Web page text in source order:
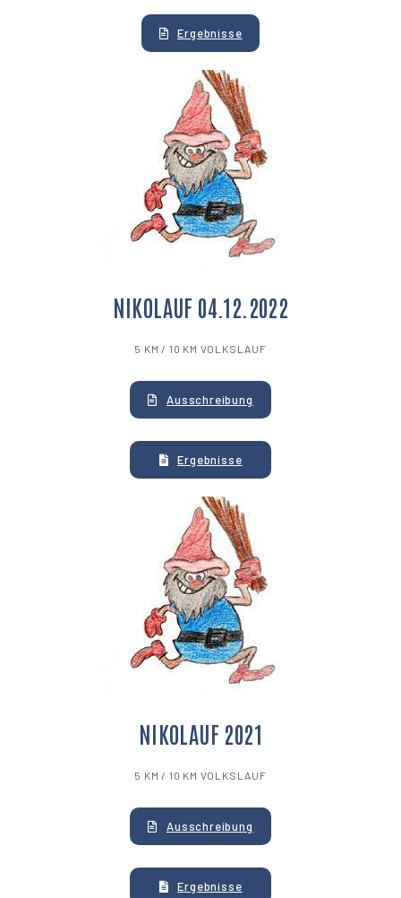
Ergebnisse
NIKOLAUF 04.12.2022
5 KM / 10 KM VOLKSLAUF
Ausschreibung
Ergebnisse
NIKOLAUF 2021
5 KM / 10 KM VOLKSLAUF
Ausschreibung
Ergebnisse